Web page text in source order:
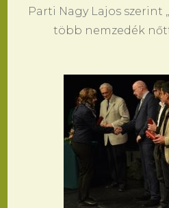
Parti Nagy Lajos szerint
több nemzedék